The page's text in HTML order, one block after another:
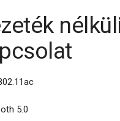
5.0